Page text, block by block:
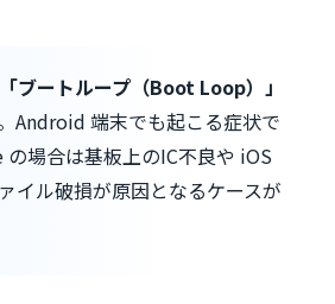
ブートループ（Boot Loop）」
Android 端末でも起こる症状で
場合は基板上のIC不良や iOS
イル破損が原因となるケースが